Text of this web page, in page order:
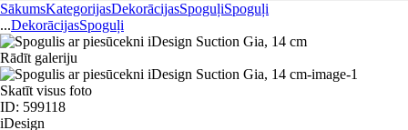
SākumsKategorijasDekorācijasSpoguļiSpoguļi
...DekorācijasSpoguļi
Rādīt galeriju
Skatīt visus foto
ID: 599118
iDesign